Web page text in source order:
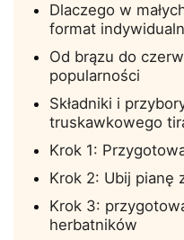
Dlaczego w
format
Od brązu do
popularności
Składniki i
truskawkowego
Krok 1:
Krok 2: Ubij pianę
Krok 3:
herbatników